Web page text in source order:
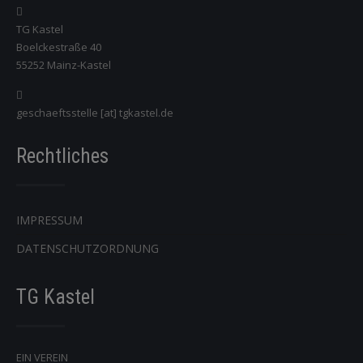
TG Kastel
Boelckestraße 40
55252 Mainz-Kastel
geschaeftsstelle [at] tgkastel.de
Rechtliches
IMPRESSUM
DATENSCHUTZORDNUNG
TG Kastel
EIN VEREIN